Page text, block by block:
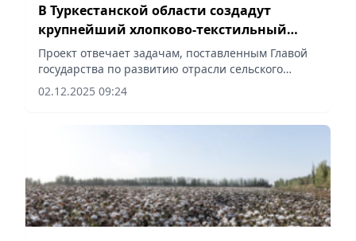
В Туркестанской области создадут
крупнейший хлопково-текстильный
кластер полного цикла
Проект отвечает задачам, поставленным Главой
государства по развитию отрасли сельского
хозяйства и внедрению передовых
агротехнологий, сообщает Vecher.kz.
02.12.2025 09:24